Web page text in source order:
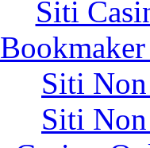
Siti
Siti
Siti